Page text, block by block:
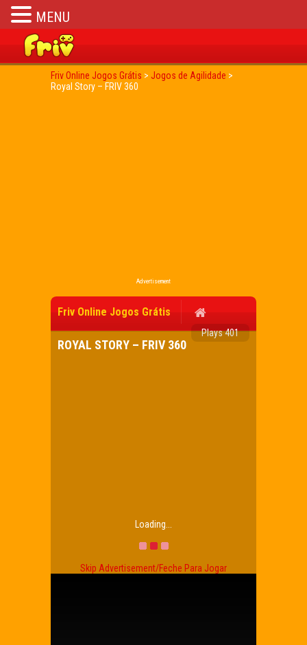
Friv Online Jogos Grátis > Jogos de Agilidade >
Royal Story – FRIV 360
Advertisement
Friv Online Jogos Grátis
Plays 401
ROYAL STORY – FRIV 360
Loading...
Skip Advertisement/Feche Para Jogar
MENU